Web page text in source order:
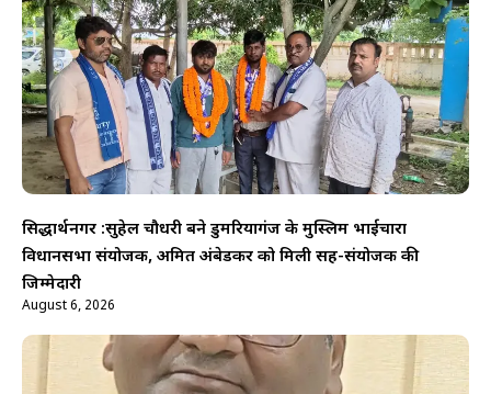
सिद्धार्थनगर :सुहेल चौधरी बने डुमरियागंज के मुस्लिम भाईचारा
विधानसभा संयोजक, अमित अंबेडकर को मिली सह-संयोजक की
जिम्मेदारी
August 6, 2026